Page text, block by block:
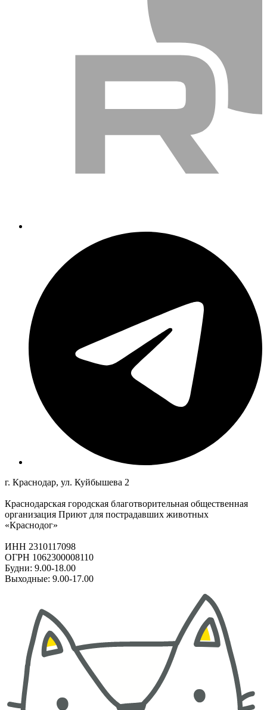
г. Краснодар, ул. Куйбышева 2
Краснодарская городская благотворительная общественная
организация Приют для пострадавших животных
«Краснодог»
ИНН 2310117098
ОГРН 1062300008110
Будни: 9.00-18.00
Выходные: 9.00-17.00